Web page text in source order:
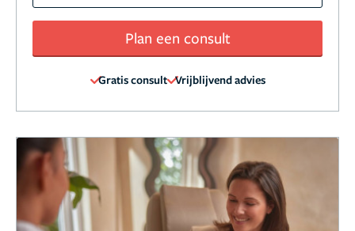
Plan een consult
Gratis consult Vrijblijvend advies